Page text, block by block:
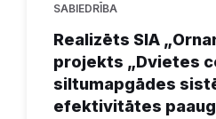
SABIEDRĪBA
Realizēts SIA
projekts „Dvietes
siltumapgādes
efektivitātes